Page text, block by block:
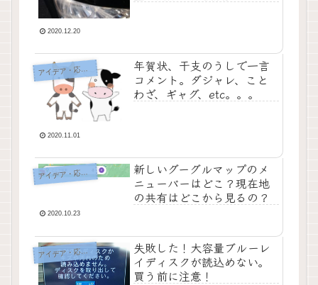
2020.12.20
アイデア・応急処置・問題解決
年賀状、干支のうしで一言
コメント。ダジャレ、こと
わざ、ギャグ、etc。。。
2020.11.01
アイデア・応急処置・問題解決
新しいグーグルマップのメ
ニューバーはどこ？現在地
の共有はどこから見るの？
2020.10.23
アイデア・応急処置・問題解決
失敗した！大容量ブルーレ
イディスクが読込めない。
買う前に注意！